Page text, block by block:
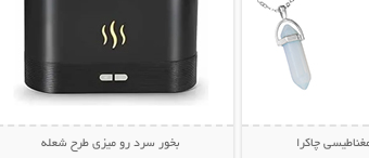
چاکرا بخور سرد رو میزی طرح شعله